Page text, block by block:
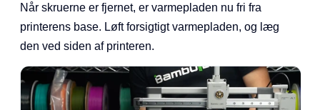
Når skruerne er fjernet, er varmepladen nu fri fra
printerens base. Løft forsigtigt varmepladen, og læg
den ved siden af printeren.